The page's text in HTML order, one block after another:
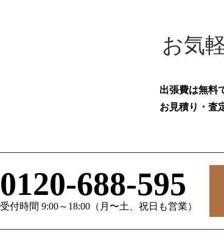
お気
出張費は無料
お見積り・査
0120-688-595
受付時間 9:00～18:00（月〜土、祝日も営業）